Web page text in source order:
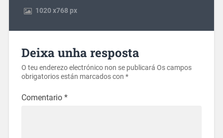
1020x768 px
Deixa unha resposta
O teu enderezo electrónico non se publicará Os campos
obrigatorios están marcados con *
Comentario *